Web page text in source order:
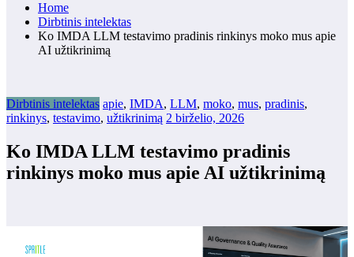
Home
Dirbtinis intelektas
Ko IMDA LLM testavimo pradinis rinkinys moko mus apie
AI užtikrinimą
Dirbtinis intelektas apie, IMDA, LLM, moko, mus, pradinis,
rinkinys, testavimo, užtikrinimą 2 birželio, 2026
Ko IMDA LLM testavimo pradinis
rinkinys moko mus apie AI užtikrinimą